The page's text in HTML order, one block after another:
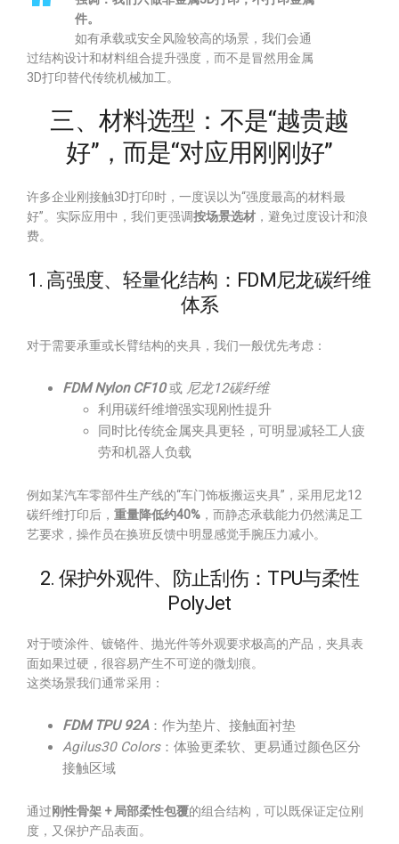
件。
如有承载或安全风险较高的场景，我们会通
过结构设计和材料组合提升强度，而不是冒然用金属
3D打印替代传统机械加工。
三、材料选型：不是“越贵越
好”，而是“对应用刚刚好”
许多企业刚接触3D打印时，一度误以为“强度最高的材料最
好”。实际应用中，我们更强调按场景选材 ，避免过度设计和浪
费。
1. 高强度、轻量化结构：FDM尼龙碳纤维
体系
对于需要承重或长臂结构的夹具，我们一般优先考虑：
FDM Nylon CF10或 尼龙12碳纤维
利用碳纤维增强实现刚性提升
同时比传统金属夹具更轻，可明显减轻工人疲
劳和机器人负载
例如某汽车零部件生产线的“车门饰板搬运夹具”，采用尼龙12
碳纤维打印后， 重量降低约40% ，而静态承载能力仍然满足工
艺要求，操作员在换班反馈中明显感觉手腕压力减小。
2. 保护外观件、防止刮伤：TPU与柔性
PolyJet
对于喷涂件、镀铬件、抛光件等外观要求极高的产品，夹具表
面如果过硬，很容易产生不可逆的微划痕。
这类场景我们通常采用：
FDM TPU 92A：作为垫片、接触面衬垫
Agilus30 Colors：体验更柔软、更易通过颜色区分
接触区域
通过刚性骨架 + 局部柔性包覆的组合结构，可以既保证定位刚
度，又保护产品表面。